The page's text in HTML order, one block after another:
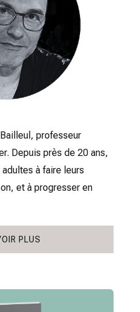
professeur
Depuis près de 20 ans,
à faire leurs
et à progresser en
PLUS